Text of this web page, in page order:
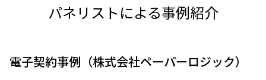
パネリストによる事例紹介
電子契約事例（株式会社ペーパーロジック）